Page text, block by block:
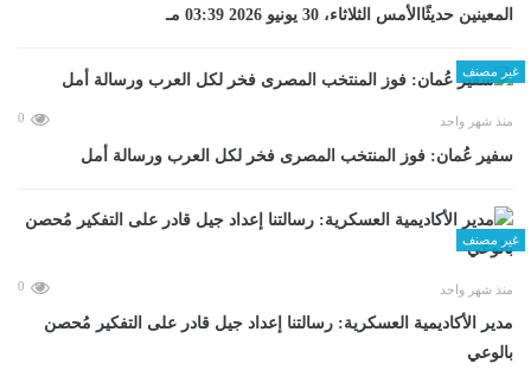
المعينين حديثًاالأمس الثلاثاء، 30 يونيو 2026 03:39 مـ
غير مصنف
منذ شهر واحد 0
سفير عُمان: فوز المنتخب المصرى فخر لكل العرب ورسالة أمل
غير مصنف
منذ شهر واحد 0
مدير الأكاديمية العسكرية: رسالتنا إعداد جيل قادر على التفكير مُحصن
بالوعي